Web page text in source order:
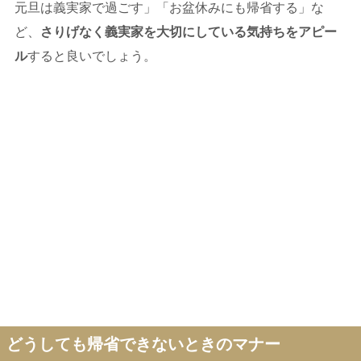
元旦は義実家で過ごす」「お盆休みにも帰省する」な
ど、
さりげなく義実家を大切にしている気持ちをアピー
ルすると良いでしょう。
どうしても帰省できないときのマナー